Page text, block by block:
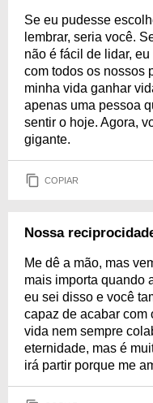
Se eu pudesse
lembrar, seria você.
não é fácil de lidar,
com todos os nossos
minha vida ganhar
apenas uma pessoa
sentir o hoje. Agora,
gigante.
COPIAR
Nossa
Me dê a mão, mas
mais importa quando
eu sei disso e você
capaz de acabar com
vida nem sempre
eternidade, mas é
irá partir porque me